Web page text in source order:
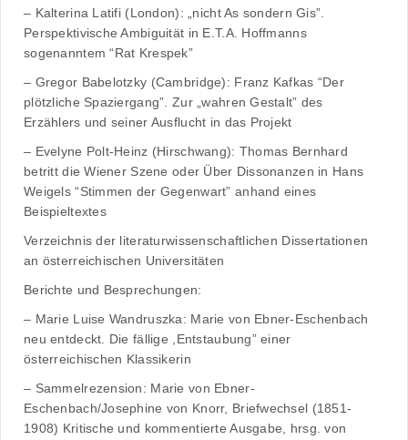
– Kalterina Latifi (London): „nicht As sondern Gis”.
Perspektivische Ambiguität in E.T.A. Hoffmanns
sogenanntem “Rat Krespek”
– Gregor Babelotzky (Cambridge): Franz Kafkas “Der
plötzliche Spaziergang”. Zur „wahren Gestalt” des
Erzählers und seiner Ausflucht in das Projekt
– Evelyne Polt-Heinz (Hirschwang): Thomas Bernhard
betritt die Wiener Szene oder Über Dissonanzen in Hans
Weigels “Stimmen der Gegenwart” anhand eines
Beispieltextes
Verzeichnis der literaturwissenschaftlichen Dissertationen
an österreichischen Universitäten
Berichte und Besprechungen:
– Marie Luise Wandruszka: Marie von Ebner-Eschenbach
neu entdeckt. Die fällige ,Entstaubung” einer
österreichischen Klassikerin
– Sammelrezension: Marie von Ebner-
Eschenbach/Josephine von Knorr, Briefwechsel (1851-
1908) Kritische und kommentierte Ausgabe, hrsg. von